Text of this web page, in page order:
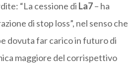
“La cessione di La7– ha
di stop loss”, nel senso che
dovuta far carico in futuro di
maggiore del corrispettivo